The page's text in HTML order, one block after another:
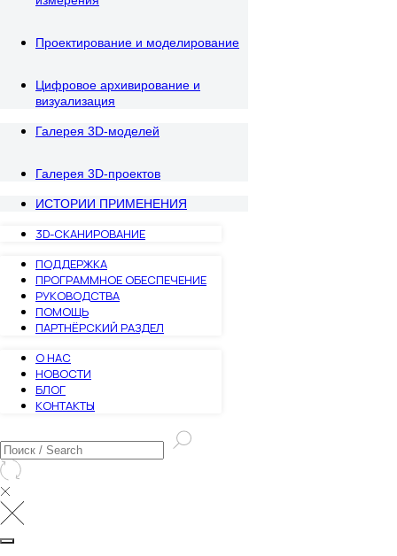
Проектирование и моделирование
Цифровое архивирование и
визуализация
Галерея 3D-моделей
Галерея 3D-проектов
ИСТОРИИ ПРИМЕНЕНИЯ
3D-СКАНИРОВАНИЕ
ПОДДЕРЖКА
ПРОГРАММНОЕ ОБЕСПЕЧЕНИЕ
РУКОВОДСТВА
ПОМОЩЬ
ПАРТНЁРСКИЙ РАЗДЕЛ
О НАС
НОВОСТИ
БЛОГ
КОНТАКТЫ